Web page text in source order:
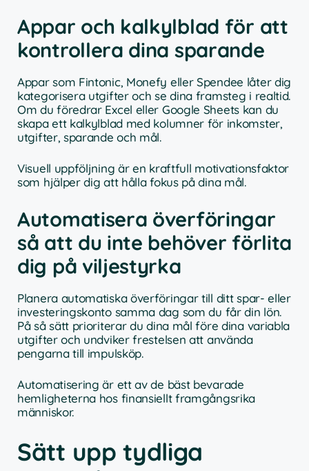
Appar och kalkylblad för att
kontrollera dina sparande
Appar som Fintonic, Monefy eller Spendee låter dig
kategorisera utgifter och se dina framsteg i realtid.
Om du föredrar Excel eller Google Sheets kan du
skapa ett kalkylblad med kolumner för inkomster,
utgifter, sparande och mål.
Visuell uppföljning är en kraftfull motivationsfaktor
som hjälper dig att hålla fokus på dina mål.
Automatisera överföringar
så att du inte behöver förlita
dig på viljestyrka
Planera automatiska överföringar till ditt spar- eller
investeringskonto samma dag som du får din lön.
På så sätt prioriterar du dina mål före dina variabla
utgifter och undviker frestelsen att använda
pengarna till impulsköp.
Automatisering är ett av de bäst bevarade
hemligheterna hos finansiellt framgångsrika
människor.
Sätt upp tydliga